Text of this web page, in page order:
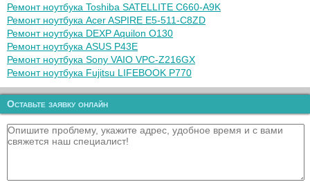
Ремонт ноутбука Toshiba SATELLITE C660-A9K
Ремонт ноутбука Acer ASPIRE E5-511-C8ZD
Ремонт ноутбука DEXP Aquilon O130
Ремонт ноутбука ASUS P43E
Ремонт ноутбука Sony VAIO VPC-Z216GX
Ремонт ноутбука Fujitsu LIFEBOOK P770
Оставьте заявку онлайн